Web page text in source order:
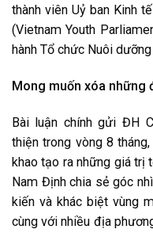
thành viên Uỷ ban Kinh
(Vietnam Youth
hành Tổ chức Nuôi
Mong muốn xóa những
Bài luận chính gửi ĐH
thiện trong vòng 8
khao tạo ra những giá trị
Nam Định chia sẻ góc
kiến và khác biệt vùng
cùng với nhiều địa